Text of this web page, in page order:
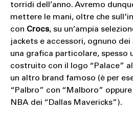
torridi dell’anno. Avremo
mettere le mani, oltre che
con Crocs, su un’ampia
jackets e accessori, ognuno
una grafica particolare, spesso
costruito con il logo “Palace”
un altro brand famoso (è per
“Palbro” con “Malboro”
NBA dei “Dallas Mavericks”).